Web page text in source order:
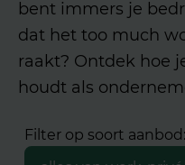
bent immers je
dat het too much
raakt? Ontdek hoe
houdt als